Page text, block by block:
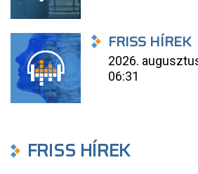
FRISS HÍREK
2026.
06:31
FRISS HÍREK